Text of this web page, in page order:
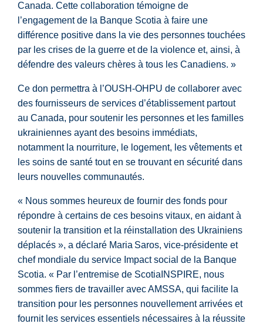
Canada. Cette collaboration témoigne de
l’engagement de la Banque Scotia à faire une
différence positive dans la vie des personnes touchées
par les crises de la guerre et de la violence et, ainsi, à
défendre des valeurs chères à tous les Canadiens. »
Ce don permettra à l’OUSH-OHPU de collaborer avec
des fournisseurs de services d’établissement partout
au Canada, pour soutenir les personnes et les familles
ukrainiennes ayant des besoins immédiats,
notamment la nourriture, le logement, les vêtements et
les soins de santé tout en se trouvant en sécurité dans
leurs nouvelles communautés.
« Nous sommes heureux de fournir des fonds pour
répondre à certains de ces besoins vitaux, en aidant à
soutenir la transition et la réinstallation des Ukrainiens
déplacés », a déclaré Maria Saros, vice-présidente et
chef mondiale du service Impact social de la Banque
Scotia. « Par l’entremise de ScotiaINSPIRE, nous
sommes fiers de travailler avec AMSSA, qui facilite la
transition pour les personnes nouvellement arrivées et
fournit les services essentiels nécessaires à la réussite